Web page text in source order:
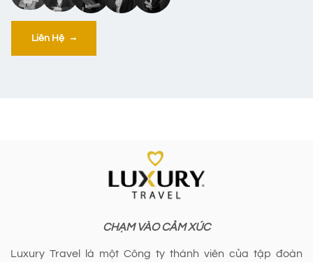
Liên Hệ
CHẠM VÀO CẢM XÚC
Luxury Travel là một Công ty thành viên của tập đoàn